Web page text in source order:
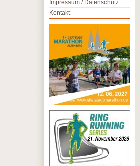
Impressum / Datenschutz
Kontakt